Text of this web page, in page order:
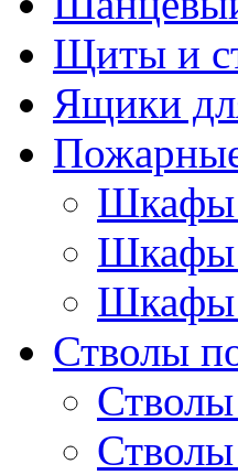
Щиты и
Ящики
Шкафы
Шкафы
Шкафы
Стволы